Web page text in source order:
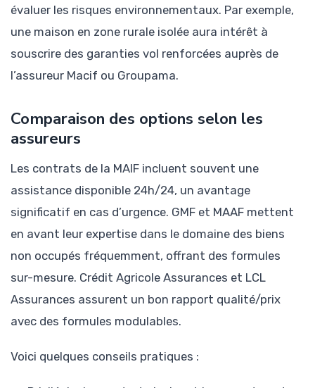
évaluer les risques environnementaux. Par exemple,
une maison en zone rurale isolée aura intérêt à
souscrire des garanties vol renforcées auprès de
l’assureur Macif ou Groupama.
Comparaison des options selon les
assureurs
Les contrats de la MAIF incluent souvent une
assistance disponible 24h/24, un avantage
significatif en cas d’urgence. GMF et MAAF mettent
en avant leur expertise dans le domaine des biens
non occupés fréquemment, offrant des formules
sur-mesure. Crédit Agricole Assurances et LCL
Assurances assurent un bon rapport qualité/prix
avec des formules modulables.
Voici quelques conseils pratiques :